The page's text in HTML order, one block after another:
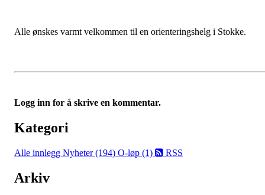
Alle ønskes varmt velkommen til en orienteringshelg i Stokke.
Logg inn for å skrive en kommentar.
Kategori
Alle innlegg Nyheter (194) O-løp (1) RSS
Arkiv